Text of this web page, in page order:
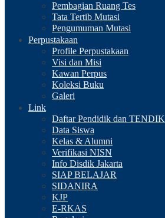
Pembagian Ruang Tes
Tata Tertib Mutasi
Pengumuman Mutasi
Perpustakaan
Profile Perpustakaan
Visi dan Misi
Kawan Perpus
Koleksi Buku
Galeri
Link
Daftar Pendidik dan TENDIK
Data Siswa
Kelas & Alumni
Verifikasi NISN
Info Disdik Jakarta
SIAP BELAJAR
SIDANIRA
KJP
E-RKAS